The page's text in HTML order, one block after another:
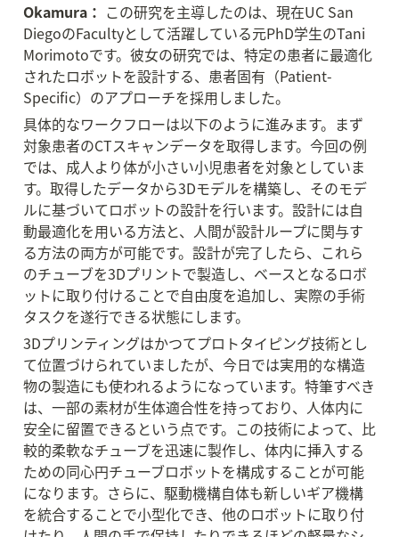
Okamura： この研究を主導したのは、現在UC San
DiegoのFacultyとして活躍している元PhD学生のTani
Morimotoです。彼女の研究では、特定の患者に最適化
されたロボットを設計する、患者固有（Patient-
Specific）のアプローチを採用しました。
具体的なワークフローは以下のように進みます。まず
対象患者のCTスキャンデータを取得します。今回の例
では、成人より体が小さい小児患者を対象としていま
す。取得したデータから3Dモデルを構築し、そのモデ
ルに基づいてロボットの設計を行います。設計には自
動最適化を用いる方法と、人間が設計ループに関与す
る方法の両方が可能です。設計が完了したら、これら
のチューブを3Dプリントで製造し、ベースとなるロボ
ットに取り付けることで自由度を追加し、実際の手術
タスクを遂行できる状態にします。
3Dプリンティングはかつてプロトタイピング技術とし
て位置づけられていましたが、今日では実用的な構造
物の製造にも使われるようになっています。特筆すべき
は、一部の素材が生体適合性を持っており、人体内に
安全に留置できるという点です。この技術によって、比
較的柔軟なチューブを迅速に製作し、体内に挿入する
ための同心円チューブロボットを構成することが可能
になります。さらに、駆動機構自体も新しいギア機構
を統合することで小型化でき、他のロボットに取り付